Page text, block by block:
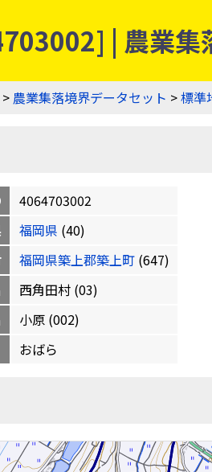
| 農業集
> 農業集落境界データセット >標準
4064703002
福岡県 (40)
福岡県築上郡築上町 (647)
西角田村 (03)
小原 (002)
おばら